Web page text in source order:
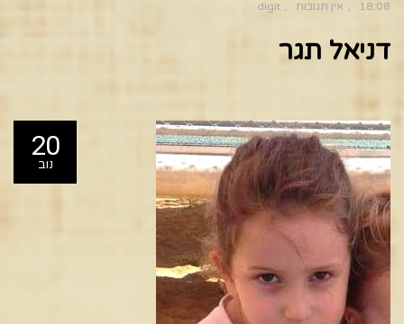
18:08 אין תגובות digit
דניאל תגר
20
נוב